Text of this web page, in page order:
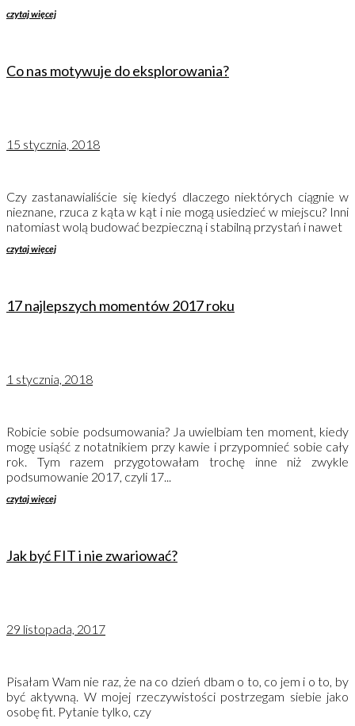
czytaj więcej
Co nas motywuje do eksplorowania?
15 stycznia, 2018
Czy zastanawialiście się kiedyś dlaczego niektórych ciągnie w
nieznane, rzuca z kąta w kąt i nie mogą usiedzieć w miejscu? Inni
natomiast wolą budować bezpieczną i stabilną przystań i nawet
czytaj więcej
17 najlepszych momentów 2017 roku
1 stycznia, 2018
Robicie sobie podsumowania? Ja uwielbiam ten moment, kiedy
mogę usiąść z notatnikiem przy kawie i przypomnieć sobie cały
rok. Tym razem przygotowałam trochę inne niż zwykle
podsumowanie 2017, czyli 17...
czytaj więcej
Jak być FIT i nie zwariować?
29 listopada, 2017
Pisałam Wam nie raz, że na co dzień dbam o to, co jem i o to, by
być aktywną. W mojej rzeczywistości postrzegam siebie jako
osobę fit. Pytanie tylko, czy